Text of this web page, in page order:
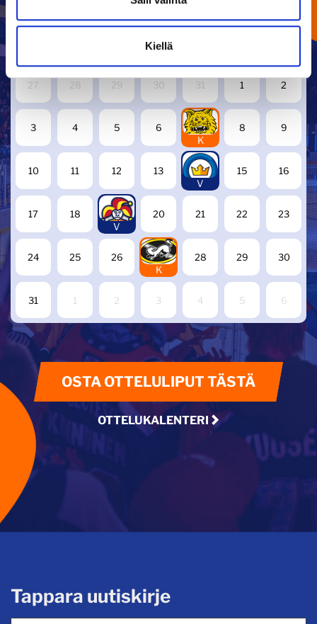
Kiellä
OTTELUKALENTERI
ELOKUU2026
27 28 29 30 31 1 2
3 4 5 6
7
K
8 9
10 11 12 13
14
V
15 16
17 18
19
V
20 21 22 23
24 25 26
27
K
28 29 30
31 1 2 3 4 5 6
OSTA OTTELULIPUT TÄSTÄ
OTTELUKALENTERI
Tappara uutiskirje